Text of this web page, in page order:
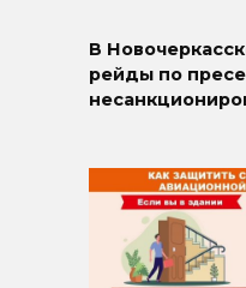
В
рейды по